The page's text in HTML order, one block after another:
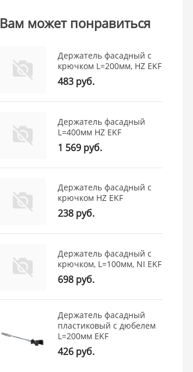
Вам может понравиться
Держатель фасадный с
крючком L=200мм, HZ EKF
483 руб.
Держатель фасадный
L=400мм HZ EKF
1 569 руб.
Держатель фасадный с
крючком HZ EKF
238 руб.
Держатель фасадный с
крючком, L=100мм, NI EKF
698 руб.
Держатель фасадный
пластиковый с дюбелем
L=200мм EKF
426 руб.